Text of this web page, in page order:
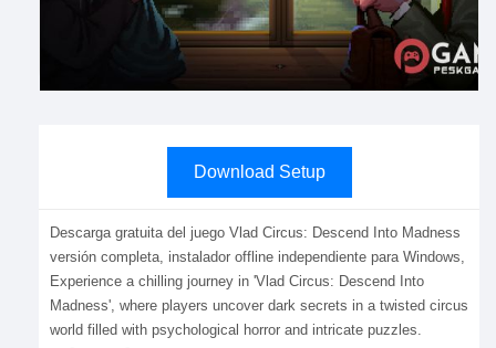
Download Setup
Descarga gratuita del juego Vlad Circus: Descend Into Madness
versión completa, instalador offline independiente para Windows,
Experience a chilling journey in 'Vlad Circus: Descend Into
Madness', where players uncover dark secrets in a twisted circus
world filled with psychological horror and intricate puzzles.